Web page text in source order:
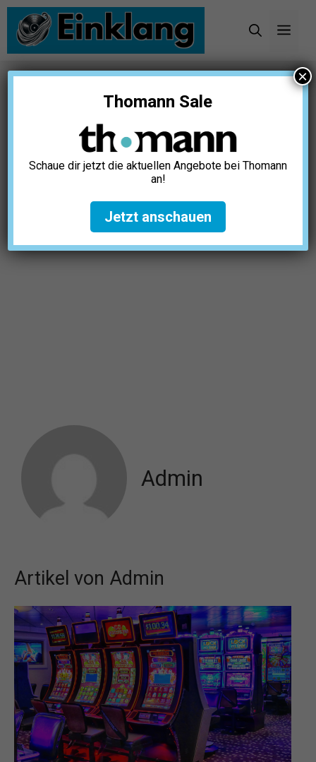
Zum
Inhalt
springen
Admin
Artikel von Admin
Thomann Sale
Schaue dir jetzt die aktuellen Angebote bei Thomann
an!
Jetzt anschauen
×